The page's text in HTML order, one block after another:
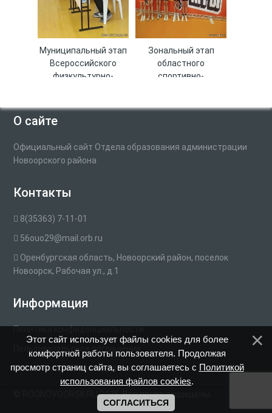
Муниципальный этап
Всероссийского
физкультурно-
Зональный этап
областного
спортивно-
О сайте
Официальный сайт Отдела образования администрации
Новоорского района
Контакты
8(35363) 7-11-01
56ouo29@mail.orb.ru
Оренбургская область, Новоорский район, поселок
Новоорск, Рабочая ул., д.1
Информация
Политика конфиденциальности
Пользовательское соглашение
Политика использования cookie
© ROONOVOORSK.RU 2025. Все права защищены.
Этот сайт использует файлы cookies для более
комфортной работы пользователя. Продолжая
просмотр страниц сайта, вы соглашаетесь с Политикой
использования файлов cookies.
СОГЛАСИТЬСЯ